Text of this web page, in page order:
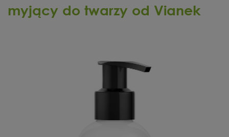
myjący do twarzy od Vianek